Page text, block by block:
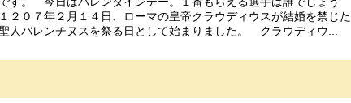
０７年２月１４日、ローマの皇帝クラウディウスが結婚を禁じた
人バレンチヌスを祭る日として始まりました。 クラウディウ...